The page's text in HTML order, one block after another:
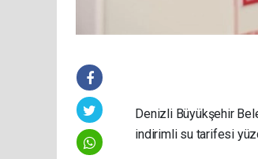
Denizli Büyükşehir
indirimli su tarifesi